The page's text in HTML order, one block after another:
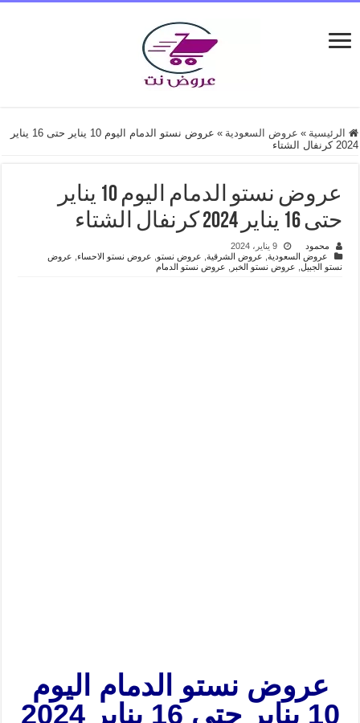
الرئيسية » عروض السعودية »
عروض نستو الدمام اليوم 10 يناير حتى 16 يناير
2024 كرنفال الشتاء
عروض نستو الدمام اليوم 10 يناير
حتى 16 يناير 2024 كرنفال الشتاء
محمود
9 يناير، 2024
عروض السعودية, عروض الشرقية, عروض نستو, عروض نستو الاحساء,
عروض
نستو الجبيل, عروض نستو الخبر عروض نستو الدمام
عروض نستو الدمام اليوم
10 يناير حتى 16 يناير 2024